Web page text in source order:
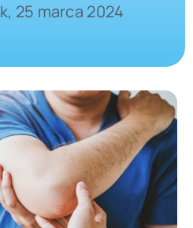
25 marca 2024